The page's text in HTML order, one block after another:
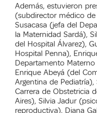
Además, estuvieron
(subdirector médico de
Susacasa (jefa del
la Maternidad Sardá),
del Hospital Álvarez),
Hospital Penna),
Departamento
Enrique Abeyá (del
Argentina de
Carrera de Obstetricia
Aires), Silvia Jadur
reproductiva), Diana